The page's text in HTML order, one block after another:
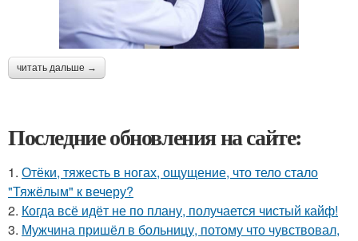
читать дальше →
Последние обновления на сайте:
1. Отёки, тяжесть в ногах, ощущение, что тело стало
"Тяжёлым" к вечеру?
2. Когда всё идёт не по плану, получается чистый кайф!
3. Мужчина пришёл в больницу, потому что чувствовал,